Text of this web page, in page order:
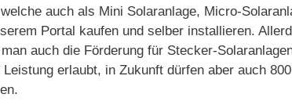
auch als Mini Solaranlage, Micro-
Portal kaufen und selber installieren.
auch die Förderung für Stecker-
erlaubt, in Zukunft dürfen aber auch